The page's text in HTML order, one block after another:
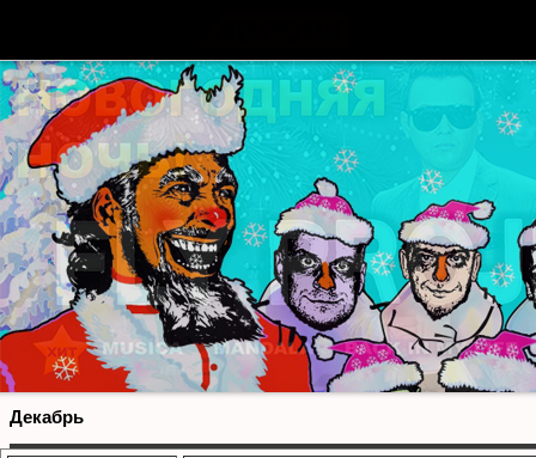
Декабрь